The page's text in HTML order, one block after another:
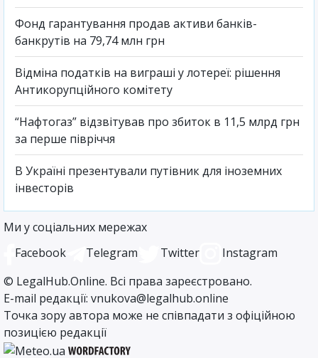
Фонд гарантування продав активи банків-
банкрутів на 79,74 млн грн
Відміна податків на виграші у лотереї: рішення
Антикорупційного комітету
“Нафтогаз” відзвітував про збиток в 11,5 млрд грн
за перше півріччя
В Україні презентували путівник для іноземних
інвесторів
Ми у соціальних мережах
Facebook
Telegram Twitter
Instagram
© LegalHub.Online. Всі права зареєстровано.
E-mail редакції: vnukova@legalhub.online
Точка зору автора може не співпадати з офіційною
позицією редакції